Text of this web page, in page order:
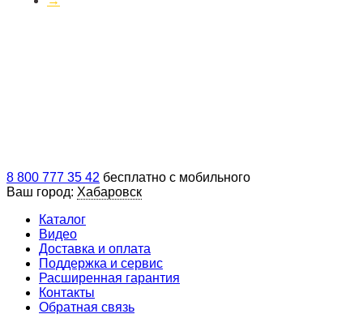
8 800 777 35 42 бесплатно с мобильного
Ваш город: Хабаровск
Каталог
Видео
Доставка и оплата
Поддержка и сервис
Расширенная гарантия
Контакты
Обратная связь